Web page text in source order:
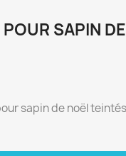
SAPIN
sapin de noël